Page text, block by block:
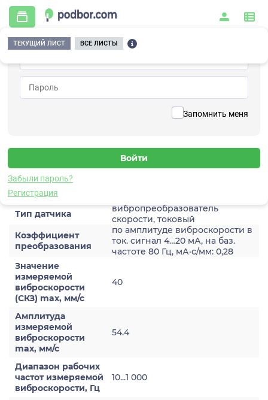
Запомнить меня
Забыли пароль?
Регистрация
ТЕКУЩИЙ ЛИСТ ВСЕ ЛИСТЫ
Главная / Контрольно-измерительные приборы и автоматика / Датчики /
Виброскорости / 2A205HH-40(T)
Датчик виброскороости
Характеристики
Тип датчика
вибропреобразователь
скорости, токовый
Коэффициент
преобразования
по амплитуде виброскорости в
ток. сигнал 4…20 мА, на баз.
частоте 80 Гц, мА·с/мм: 0,28
Значение
измеряемой
виброскорости
(СКЗ) max, мм/с
40
Амплитуда
измеряемой
виброскорости
max, мм/с
54.4
Диапазон рабочих
частот измеряемой
виброскорости, Гц
10...1 000